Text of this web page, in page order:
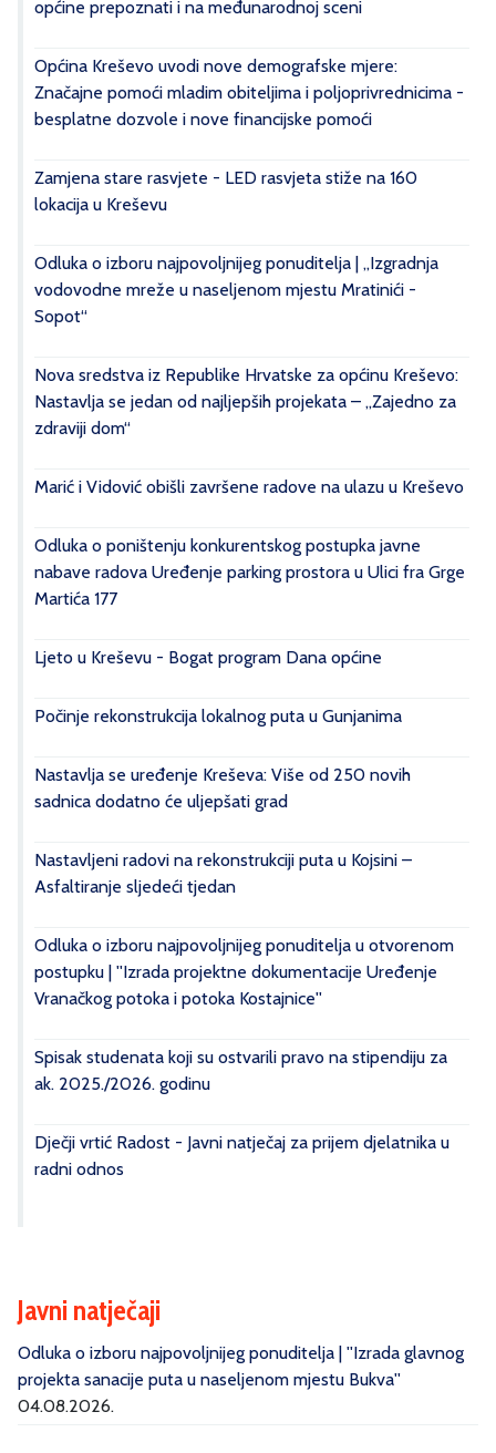
općine prepoznati i na međunarodnoj sceni
Općina Kreševo uvodi nove demografske mjere:
Značajne pomoći mladim obiteljima i poljoprivrednicima -
besplatne dozvole i nove financijske pomoći
Zamjena stare rasvjete - LED rasvjeta stiže na 160
lokacija u Kreševu
Odluka o izboru najpovoljnijeg ponuditelja | „Izgradnja
vodovodne mreže u naseljenom mjestu Mratinići -
Sopot“
Nova sredstva iz Republike Hrvatske za općinu Kreševo:
Nastavlja se jedan od najljepših projekata – „Zajedno za
zdraviji dom“
Marić i Vidović obišli završene radove na ulazu u Kreševo
Odluka o poništenju konkurentskog postupka javne
nabave radova Uređenje parking prostora u Ulici fra Grge
Martića 177
Ljeto u Kreševu - Bogat program Dana općine
Počinje rekonstrukcija lokalnog puta u Gunjanima
Nastavlja se uređenje Kreševa: Više od 250 novih
sadnica dodatno će uljepšati grad
Nastavljeni radovi na rekonstrukciji puta u Kojsini –
Asfaltiranje sljedeći tjedan
Odluka o izboru najpovoljnijeg ponuditelja u otvorenom
postupku | ''Izrada projektne dokumentacije Uređenje
Vranačkog potoka i potoka Kostajnice''
Spisak studenata koji su ostvarili pravo na stipendiju za
ak. 2025./2026. godinu
Dječji vrtić Radost - Javni natječaj za prijem djelatnika u
radni odnos
Javni natječaji
Odluka o izboru najpovoljnijeg ponuditelja | ''Izrada glavnog
projekta sanacije puta u naseljenom mjestu Bukva''
04.08.2026.